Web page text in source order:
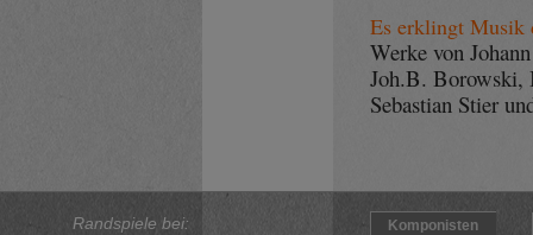
Es erklingt Musik
Werke von
Joh.B. Borowski,
Sebastian Stier
Randspiele bei:
Komponisten